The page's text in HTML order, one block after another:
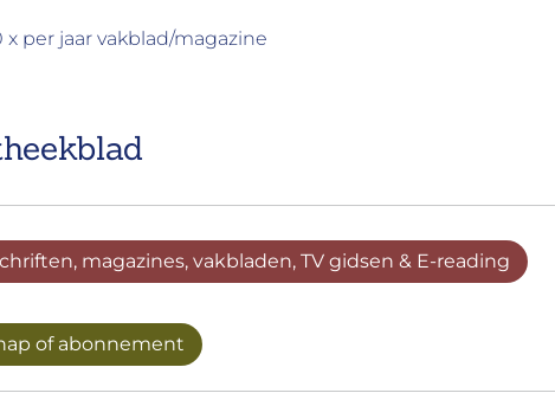
x per jaar vakblad/magazine
magazines, vakbladen, TV gidsen & E-reading
of abonnement